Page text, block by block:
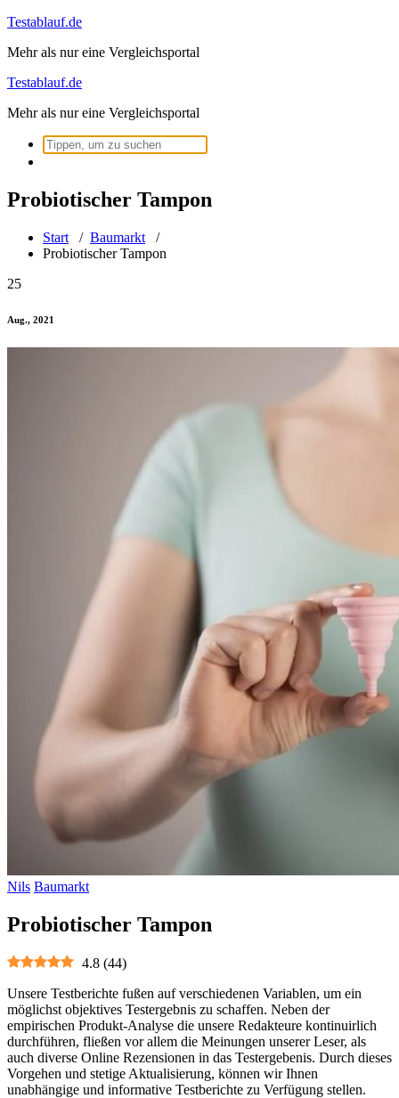
Zum
springen
Testablauf.de
Mehr als nur eine Vergleichsportal
Testablauf.de
Mehr als nur eine Vergleichsportal
Suchen
nach:
Probiotischer Tampon
Start / Baumarkt /
Probiotischer Tampon
25
Aug., 2021
Nils Baumarkt
Probiotischer Tampon
4.8 (44)
Unsere Testberichte fußen auf verschiedenen Variablen, um ein
möglichst objektives Testergebnis zu schaffen. Neben der
empirischen Produkt-Analyse die unsere Redakteure kontinuirlich
durchführen, fließen vor allem die Meinungen unserer Leser, als
auch diverse Online Rezensionen in das Testergebenis. Durch dieses
Vorgehen und stetige Aktualisierung, können wir Ihnen
unabhängige und informative Testberichte zu Verfügung stellen.